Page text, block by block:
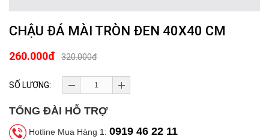
CHẬU ĐÁ MÀI TRÒN ĐEN 40X40 CM
260.000đ 320.000đ
SỐ LƯỢNG:
TỔNG ĐÀI HỖ TRỢ
Hotline Mua Hàng 1: 0919 46 22 11